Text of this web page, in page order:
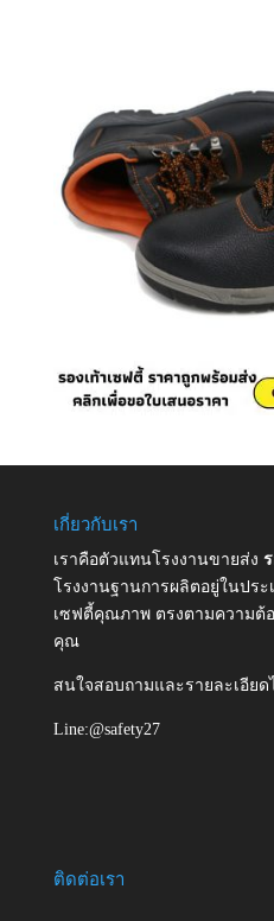
เกี่ยวกับเรา
เราคือตัวแทนโรงงานขายส่ง
โรงงานฐานการผลิตอยู่ในประ
เซฟตี้คุณภาพ ตรงตามความต้
คุณ
สนใจสอบถามและรายละเอียด
Line:@safety27
ติดต่อเรา